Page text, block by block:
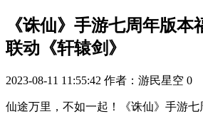
《诛仙》手游七周年版本
联动《轩辕剑》
2023-08-11 11:55:42 作者：游民星空 0
仙途万里，不如一起！《诛仙》手游七